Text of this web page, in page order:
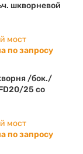
шкворневой
мост
по запросу
/бок./
25 со
мост
по запросу